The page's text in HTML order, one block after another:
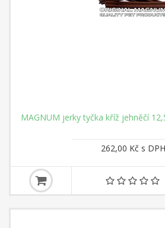
MAGNUM jerky tyčka kříž jehněčí
262,00 Kč s DPH